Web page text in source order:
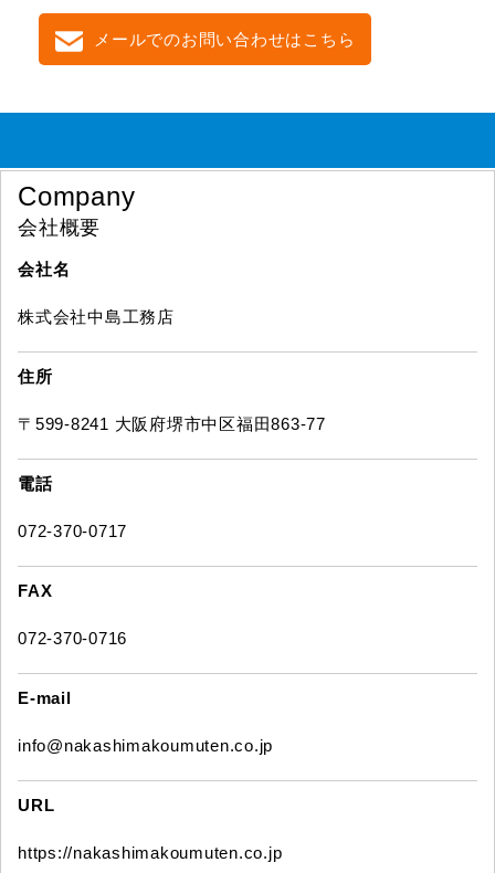
メールでのお問い合わせはこちら
Company
会社概要
会社名
株式会社中島工務店
住所
〒599-8241 大阪府堺市中区福田863-77
電話
072-370-0717
FAX
072-370-0716
E-mail
info@nakashimakoumuten.co.jp
URL
https://nakashimakoumuten.co.jp